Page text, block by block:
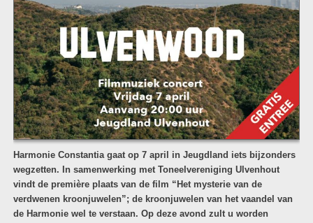
Harmonie Constantia gaat op 7 april in Jeugdland iets bijzonders
wegzetten. In samenwerking met Toneelvereniging Ulvenhout
vindt de première plaats van de film “Het mysterie van de
verdwenen kroonjuwelen”; de kroonjuwelen van het vaandel van
de Harmonie wel te verstaan. Op deze avond zult u worden